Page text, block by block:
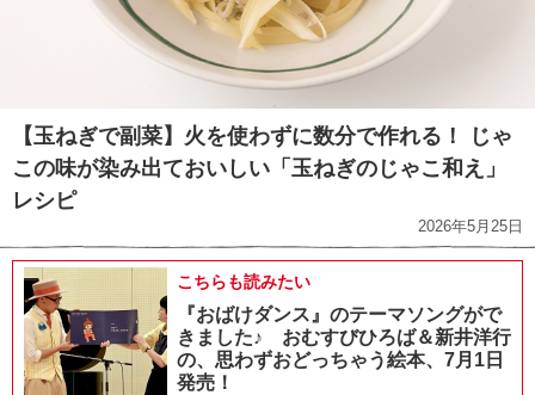
【玉ねぎで副菜】火を使わずに数分で作れる！ じゃ
この味が染み出ておいしい「玉ねぎのじゃこ和え」
レシピ
2026年5月25日
こちらも読みたい
『おばけダンス』のテーマソングがで
きました♪ おむすびひろば＆新井洋行
の、思わずおどっちゃう絵本、7月1日
発売！